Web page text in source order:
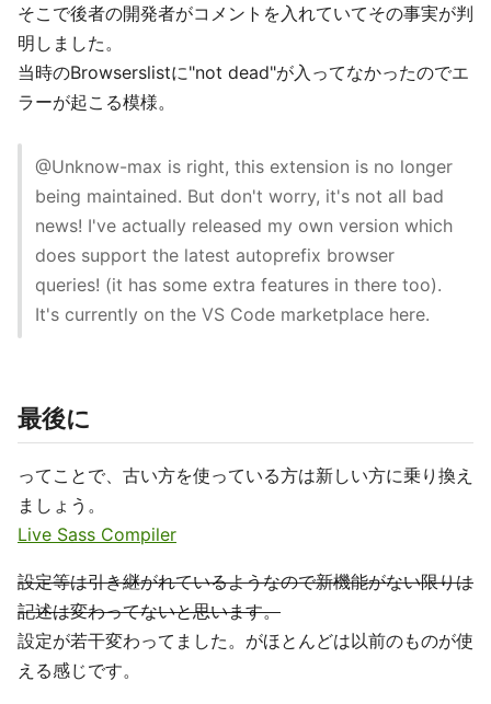
そこで後者の開発者がコメントを入れていてその事実が判
明しました。
当時のBrowserslistに"not dead"が入ってなかったのでエ
ラーが起こる模様。
@Unknow-max is right, this extension is no longer
being maintained. But don't worry, it's not all bad
news! I've actually released my own version which
does support the latest autoprefix browser
queries! (it has some extra features in there too).
It's currently on the VS Code marketplace here.
最後に
ってことで、古い方を使っている方は新しい方に乗り換え
ましょう。
Live Sass Compiler
設定等は引き継がれているようなので新機能がない限りは
記述は変わってないと思います。
設定が若干変わってました。がほとんどは以前のものが使
える感じです。